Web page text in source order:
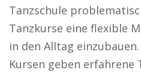
Tanzschule
Tanzkurse eine flexible
in den Alltag
Kursen geben erfahrene